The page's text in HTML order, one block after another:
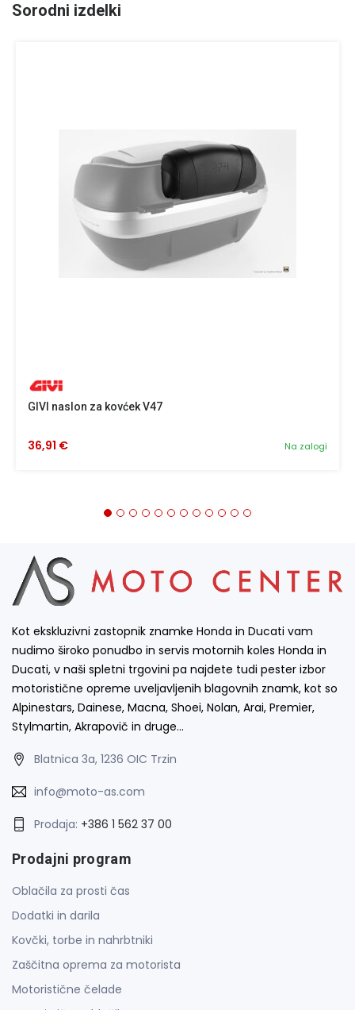
Sorodni izdelki
GIVI naslon za kovćek V47
Na zalogi
36,91 €
Kot ekskluzivni zastopnik znamke Honda in Ducati vam
nudimo široko ponudbo in servis motornih koles Honda in
Ducati, v naši spletni trgovini pa najdete tudi pester izbor
motoristične opreme uveljavljenih blagovnih znamk, kot so
Alpinestars, Dainese, Macna, Shoei, Nolan, Arai, Premier,
Stylmartin, Akrapovič in druge…
Blatnica 3a, 1236 OIC Trzin
info@moto-as.com
Prodaja: +386 1 562 37 00
Prodajni program
Oblačila za prosti čas
Dodatki in darila
Kovčki, torbe in nahrbtniki
Zaščitna oprema za motorista
Motoristične čelade